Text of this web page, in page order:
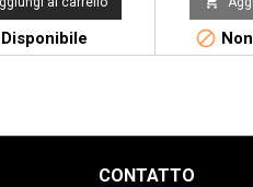
Disponibile 
CONTATTO